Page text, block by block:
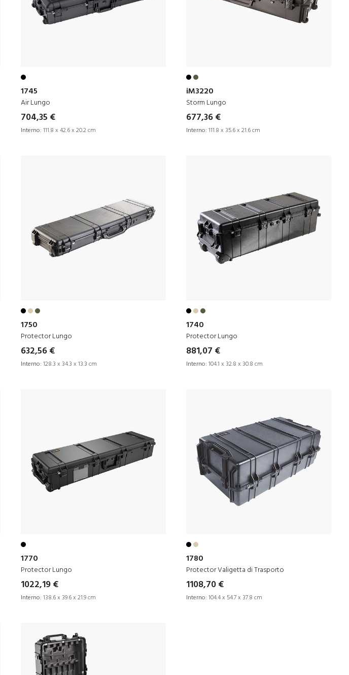
1745
Air Lungo
704,35 €
Interno: 111.8 x 42.6 x 20.2 cm
iM3220
Storm Lungo
677,36 €
Interno: 111.8 x 35.6 x 21.6 cm
1750
Protector Lungo
632,56 €
Interno: 128.3 x 34.3 x 13.3 cm
1740
Protector Lungo
881,07 €
Interno: 104.1 x 32.8 x 30.8 cm
1770
Protector Lungo
1022,19 €
Interno: 138.6 x 39.6 x 21.9 cm
1780
Protector Valigetta di Trasporto
1108,70 €
Interno: 104.4 x 54.7 x 37.8 cm